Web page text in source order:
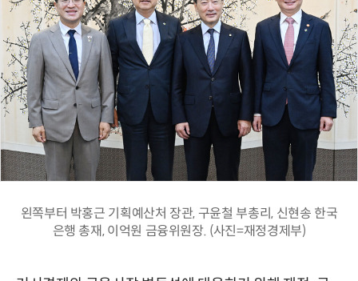
왼쪽부터 박홍근 기획예산처 장관, 구윤철 부총리, 신현송 한국
은행 총재, 이억원 금융위원장. (사진=재정경제부)